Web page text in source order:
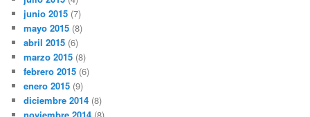
junio 2015 (7)
mayo 2015 (8)
abril 2015 (6)
marzo 2015 (8)
febrero 2015 (6)
enero 2015 (9)
diciembre 2014 (8)